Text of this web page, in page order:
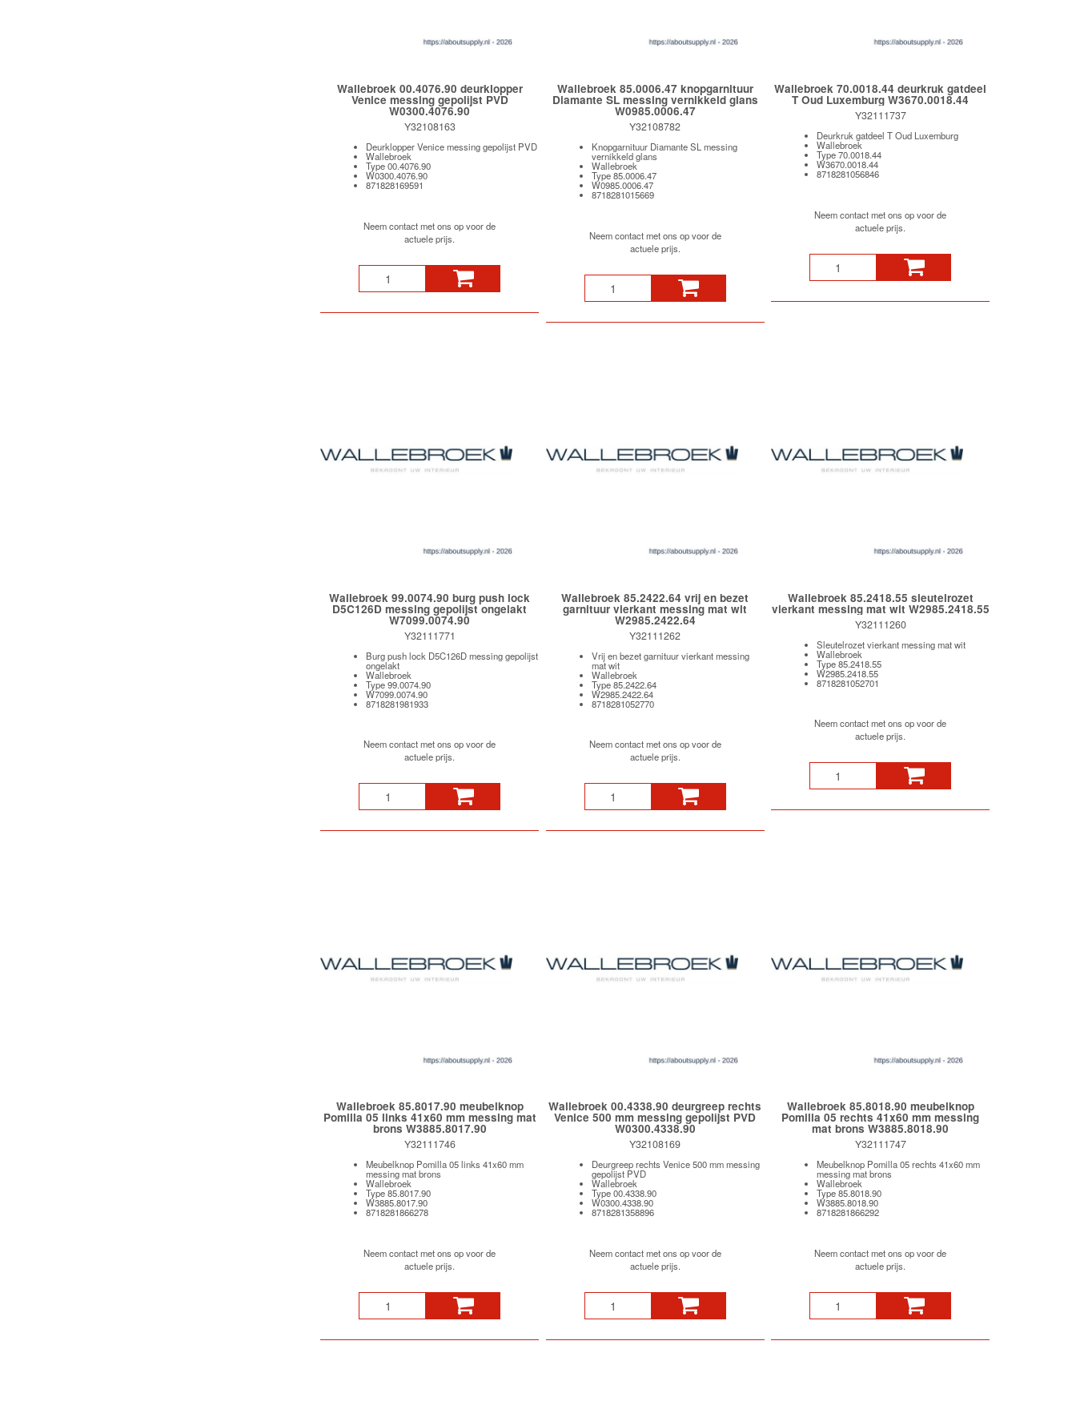
Wallebroek 00.4076.90 deurklopper
Venice messing gepolijst PVD
W0300.4076.90
Y32108163
Deurklopper Venice messing gepolijst PVD
Wallebroek
Type 00.4076.90
W0300.4076.90
871828169591
Neem contact met ons op voor de
actuele prijs.
Wallebroek 85.0006.47 knopgarnituur
Diamante SL messing vernikkeld glans
W0985.0006.47
Y32108782
Knopgarnituur Diamante SL messing
vernikkeld glans
Wallebroek
Type 85.0006.47
W0985.0006.47
8718281015669
Neem contact met ons op voor de
actuele prijs.
Wallebroek 70.0018.44 deurkruk gatdeel
T Oud Luxemburg W3670.0018.44
Y32111737
Deurkruk gatdeel T Oud Luxemburg
Wallebroek
Type 70.0018.44
W3670.0018.44
8718281056846
Neem contact met ons op voor de
actuele prijs.
Wallebroek 99.0074.90 burg push lock
D5C126D messing gepolijst ongelakt
W7099.0074.90
Y32111771
Burg push lock D5C126D messing gepolijst
ongelakt
Wallebroek
Type 99.0074.90
W7099.0074.90
8718281981933
Neem contact met ons op voor de
actuele prijs.
Wallebroek 85.2422.64 vrij en bezet
garnituur vierkant messing mat wit
W2985.2422.64
Y32111262
Vrij en bezet garnituur vierkant messing
mat wit
Wallebroek
Type 85.2422.64
W2985.2422.64
8718281052770
Neem contact met ons op voor de
actuele prijs.
Wallebroek 85.2418.55 sleutelrozet
vierkant messing mat wit W2985.2418.55
Y32111260
Sleutelrozet vierkant messing mat wit
Wallebroek
Type 85.2418.55
W2985.2418.55
8718281052701
Neem contact met ons op voor de
actuele prijs.
Wallebroek 85.8017.90 meubelknop
Pomilla 05 links 41x60 mm messing mat
brons W3885.8017.90
Y32111746
Meubelknop Pomilla 05 links 41x60 mm
messing mat brons
Wallebroek
Type 85.8017.90
W3885.8017.90
8718281866278
Neem contact met ons op voor de
actuele prijs.
Wallebroek 00.4338.90 deurgreep rechts
Venice 500 mm messing gepolijst PVD
W0300.4338.90
Y32108169
Deurgreep rechts Venice 500 mm messing
gepolijst PVD
Wallebroek
Type 00.4338.90
W0300.4338.90
8718281358896
Neem contact met ons op voor de
actuele prijs.
Wallebroek 85.8018.90 meubelknop
Pomilla 05 rechts 41x60 mm messing
mat brons W3885.8018.90
Y32111747
Meubelknop Pomilla 05 rechts 41x60 mm
messing mat brons
Wallebroek
Type 85.8018.90
W3885.8018.90
8718281866292
Neem contact met ons op voor de
actuele prijs.